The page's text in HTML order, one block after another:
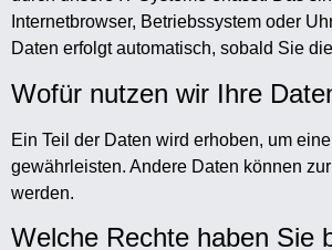
Internetbrowser, Betriebssystem oder
Daten erfolgt automatisch, sobald Sie
Wofür nutzen wir Ihre
Ein Teil der Daten wird erhoben, um
gewährleisten. Andere Daten können
werden.
Welche Rechte haben Sie